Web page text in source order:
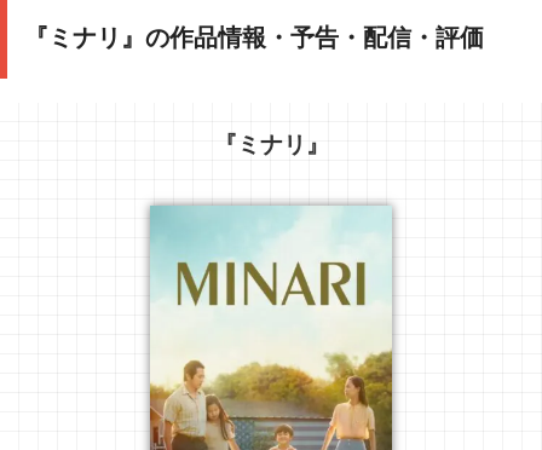
『ミナリ』の作品情報・予告・配信・評価
『ミナリ』